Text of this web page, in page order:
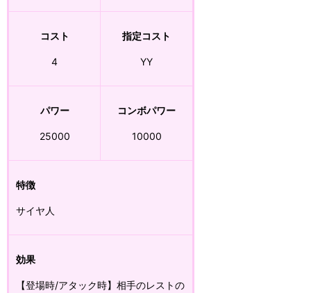
コスト
4
指定コスト
YY
パワー
25000
コンボパワー
10000
特徴
サイヤ人
効果
【登場時/アタック時】相手のレストの